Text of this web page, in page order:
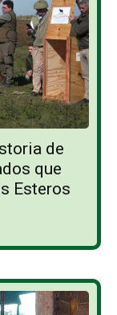
de
que
Esteros